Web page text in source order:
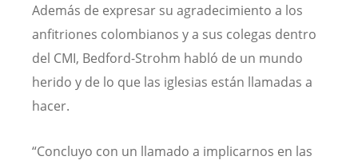
Además de expresar su agradecimiento a los
anfitriones colombianos y a sus colegas dentro
del CMI, Bedford-Strohm habló de un mundo
herido y de lo que las iglesias están llamadas a
hacer.
“Concluyo con un llamado a implicarnos en las